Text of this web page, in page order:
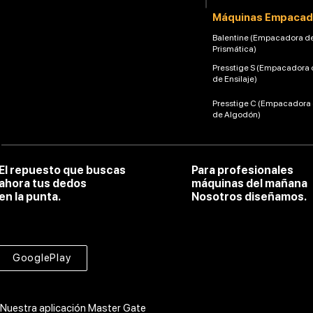
Máquinas
Balentine (Empacadora
Prismática)
Presstige S (Empacadora
de Ensilaje)
Presstige C (Empacadora
de Algodón)
repuesto que buscas
tus dedos
la punta.
Para profesionales
máquinas del mañana
Nosotros diseñamos.
GooglePlay
Nuestra aplicación Master Gate